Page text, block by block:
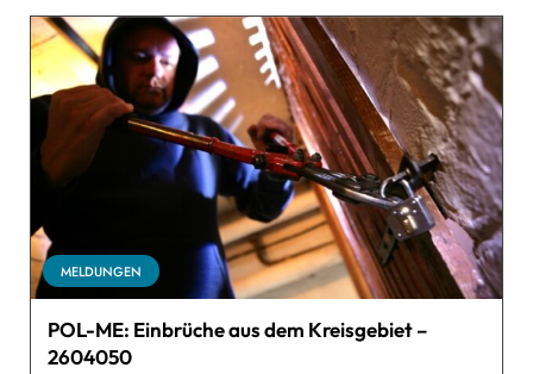
MELDUNGEN
POL-ME: Einbrüche aus dem Kreisgebiet –
2604050